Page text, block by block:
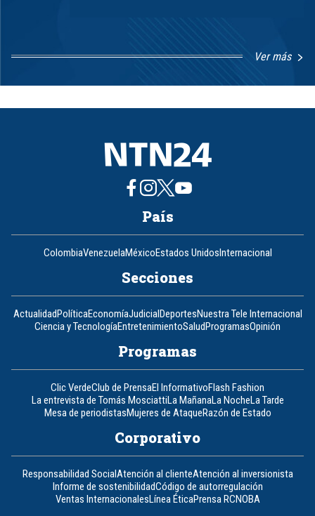
Ver más
8
País
ColombiaVenezuelaMéxicoEstados UnidosInternacional
Secciones
ActualidadPolíticaEconomíaJudicialDeportesNuestra Tele Internacional
Ciencia y TecnologíaEntretenimientoSaludProgramasOpinión
Programas
Clic VerdeClub de PrensaEl InformativoFlash Fashion
La entrevista de Tomás MosciattiLa MañanaLa NocheLa Tarde
Mesa de periodistasMujeres de AtaqueRazón de Estado
Corporativo
Responsabilidad SocialAtención al clienteAtención al inversionista
Informe de sostenibilidadCódigo de autorregulación
Ventas InternacionalesLínea ÉticaPrensa RCNOBA